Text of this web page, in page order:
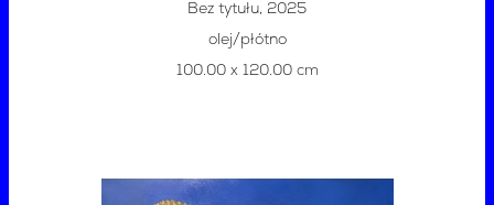
Bez tytułu, 2025
olej/płótno
100.00 x 120.00 cm